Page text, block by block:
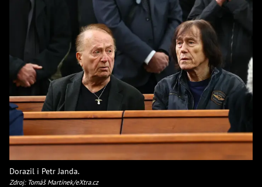
Dorazil i Petr Janda.
Zdroj: Tomáš Martínek/eXtra.cz